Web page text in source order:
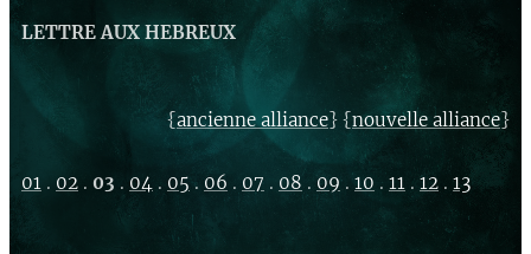
LETTRE AUX HEBREUX
{ancienne alliance} {nouvelle alliance}
01 . 02 . 03 . 04 . 05 . 06 . 07 . 08 . 09.10 . 11 . 12 . 13